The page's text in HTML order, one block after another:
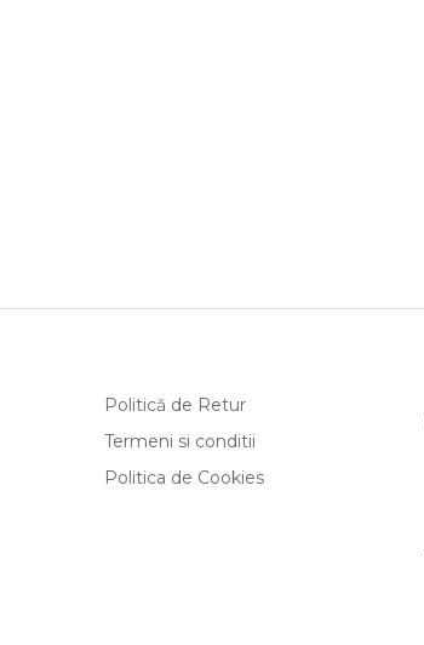
Politică de Retur
Termeni si conditii
Politica de Cookies